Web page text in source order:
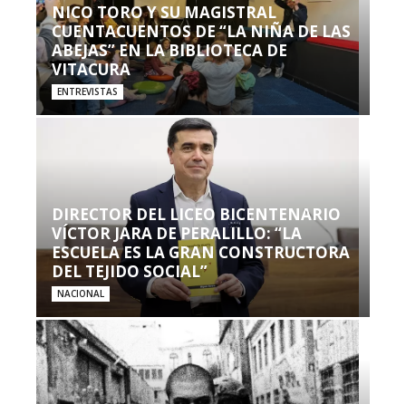
NICO TORO Y SU MAGISTRAL
CUENTACUENTOS DE “LA NIÑA DE LAS
ABEJAS” EN LA BIBLIOTECA DE
VITACURA
ENTREVISTAS
DIRECTOR DEL LICEO BICENTENARIO
VÍCTOR JARA DE PERALILLO: “LA
ESCUELA ES LA GRAN CONSTRUCTORA
DEL TEJIDO SOCIAL”
NACIONAL